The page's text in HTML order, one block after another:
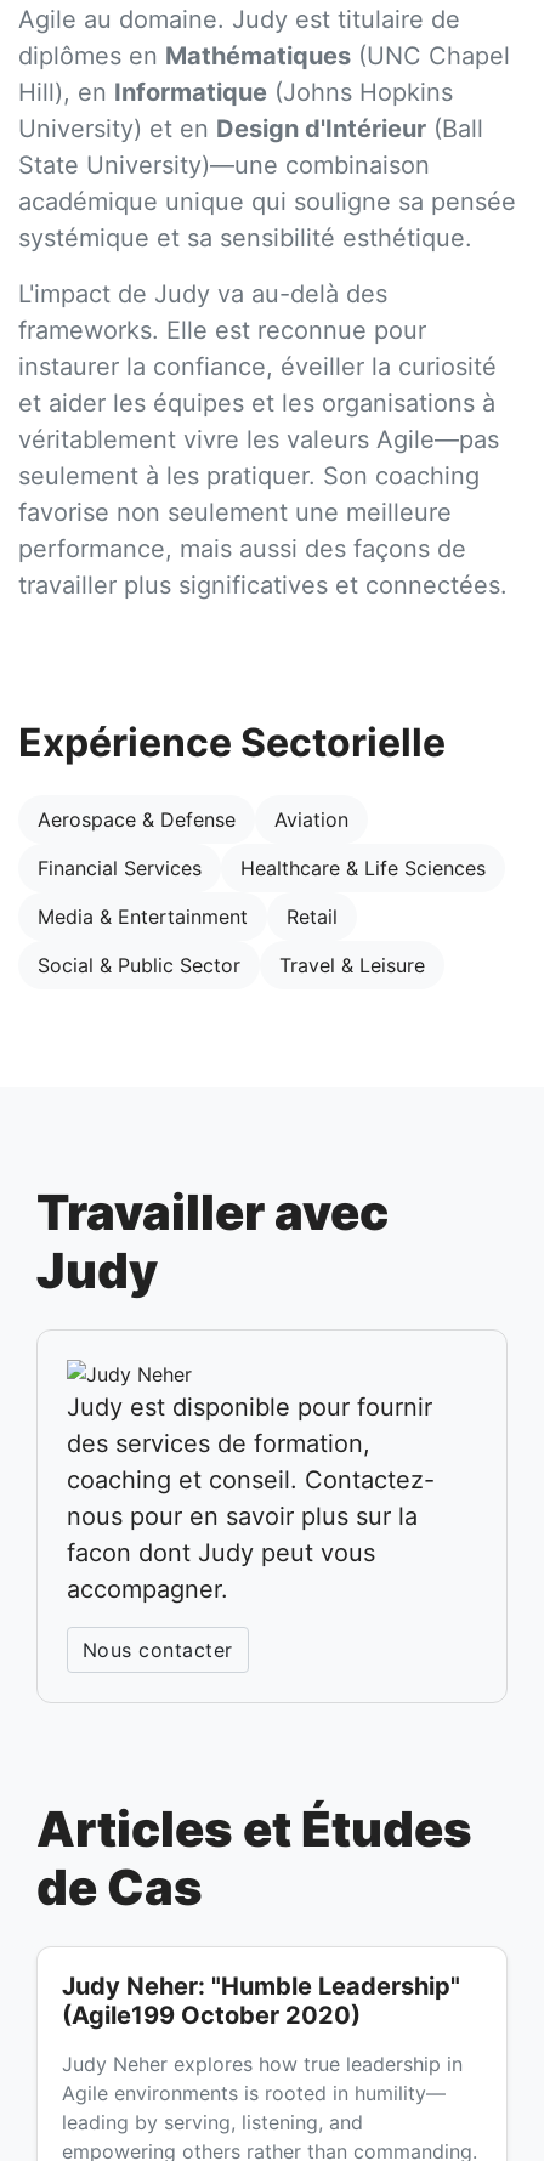
Agile au domaine. Judy est titulaire de
diplômes en Mathématiques (UNC Chapel
Hill), en Informatique (Johns Hopkins
University) et en Design d'Intérieur (Ball
State University)—une combinaison
académique unique qui souligne sa pensée
systémique et sa sensibilité esthétique.
L'impact de Judy va au-delà des
frameworks. Elle est reconnue pour
instaurer la confiance, éveiller la curiosité
et aider les équipes et les organisations à
véritablement vivre les valeurs Agile—pas
seulement à les pratiquer. Son coaching
favorise non seulement une meilleure
performance, mais aussi des façons de
travailler plus significatives et connectées.
Expérience Sectorielle
Aerospace & Defense
Aviation
Financial Services
Healthcare & Life Sciences
Media & Entertainment
Retail
Social & Public Sector
Travel & Leisure
Travailler avec
Judy
Judy est disponible pour fournir
des services de formation,
coaching et conseil. Contactez-
nous pour en savoir plus sur la
facon dont Judy peut vous
accompagner.
Nous contacter
Articles et Études
de Cas
Judy Neher: "Humble Leadership"
(Agile199 October 2020)
Judy Neher explores how true leadership in
Agile environments is rooted in humility—
leading by serving, listening, and
empowering others rather than commanding.